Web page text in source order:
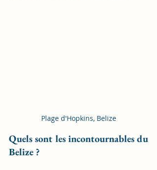
Plage d'Hopkins, Belize
Quels sont les incontournables du
Belize ?